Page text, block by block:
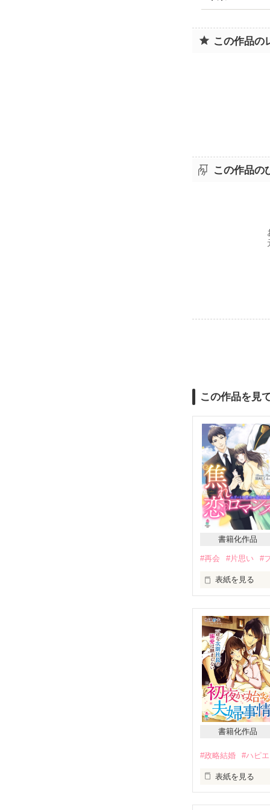
この作品の
この作品の
この作品を見
書籍化作品
#再会 #片思い #
表紙を見る
「もう一度、
久しぶりに再
甘くて蕩ける
書籍化作品
#政略結婚 #ハピ
表紙を見る